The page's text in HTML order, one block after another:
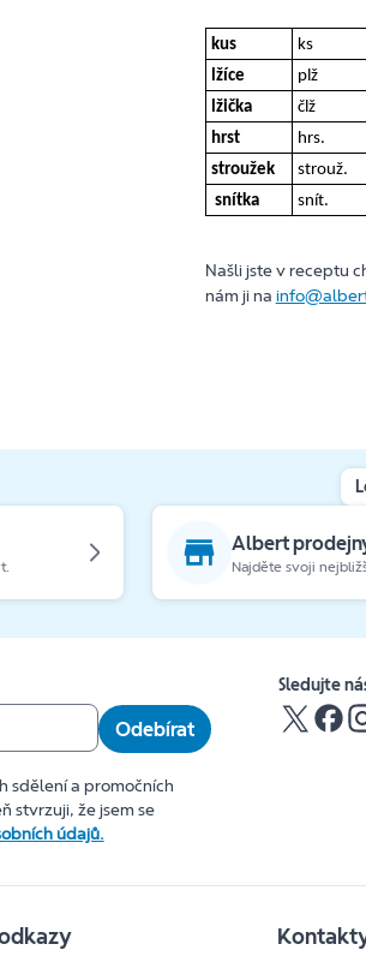
kus ks
lžíce
plž
lžička
člž
hrst
hrs.
stroužek
strouž.
snítka
snít.
Našli jste v receptu
nám ji na
Albert
Najděte svoji
Odebírat
sdělení a promočních
stvrzuji, že jsem se
údajů.
Sledujte